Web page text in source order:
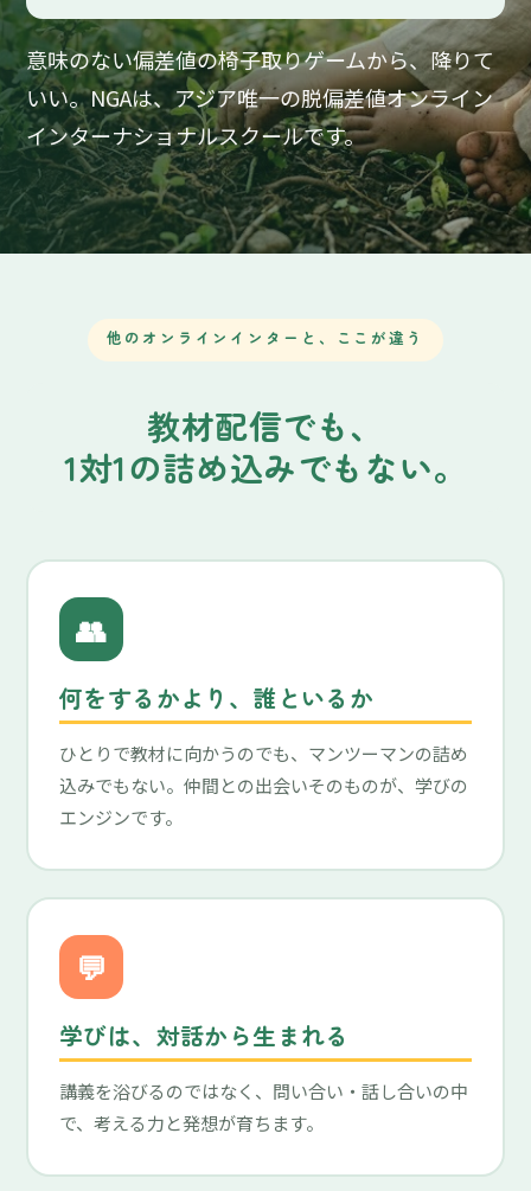
意味のない偏差値の椅子取りゲームから、降りて
いい。NGAは、アジア唯一の脱偏差値オンライン
インターナショナルスクールです。
他のオンラインインターと、ここが違う
教材配信でも、
1対1の詰め込みでもない。
👥
何をするかより、誰といるか
ひとりで教材に向かうのでも、マンツーマンの詰め
込みでもない。仲間との出会いそのものが、学びの
エンジンです。
💬
学びは、対話から生まれる
講義を浴びるのではなく、問い合い・話し合いの中
で、考える力と発想が育ちます。